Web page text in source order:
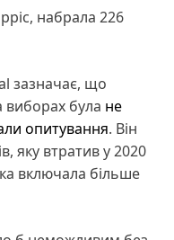
набрала 226
зазначає, що
була не
опитування. Він
яку втратив у 2020
включала більше